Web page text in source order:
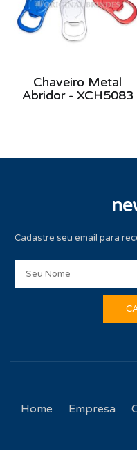
Chaveiro Metal
Abridor - XCH5083
Cadastre seu email para
Home Empresa